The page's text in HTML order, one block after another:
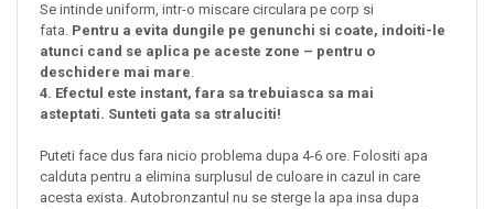
Se intinde uniform, intr-o miscare circulara pe corp si
fata. Pentru a evita dungile pe genunchi si coate, indoiti-le
atunci cand se aplica pe aceste zone – pentru o
deschidere mai mare.
4. Efectul este instant, fara sa trebuiasca sa mai
asteptati. Sunteti gata sa straluciti!
Puteti face dus fara nicio problema dupa 4-6 ore. Folositi apa
calduta pentru a elimina surplusul de culoare in cazul in care
acesta exista. Autobronzantul nu se sterge la apa insa dupa